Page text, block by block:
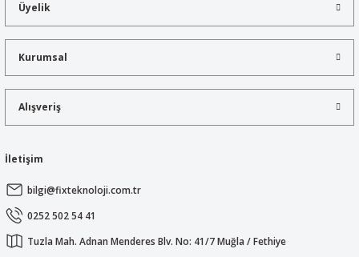
Ürün açıklamasında eksik bilgiler bulunuyor.
Ürün bilgilerinde hatalar bulunuyor.
Bu ürüne benzer farklı alternatifler olmalı.
Üyelik
Kurumsal
Alışveriş
İletişim
bilgi@fixteknoloji.com.tr
0252 502 54 41
Tuzla Mah. Adnan Menderes Blv. No: 41/7 Muğla / Fethiye